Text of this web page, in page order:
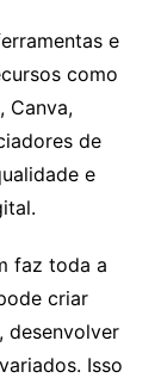
e
como
Canva,
de
e
faz toda a
criar
desenvolver
Isso